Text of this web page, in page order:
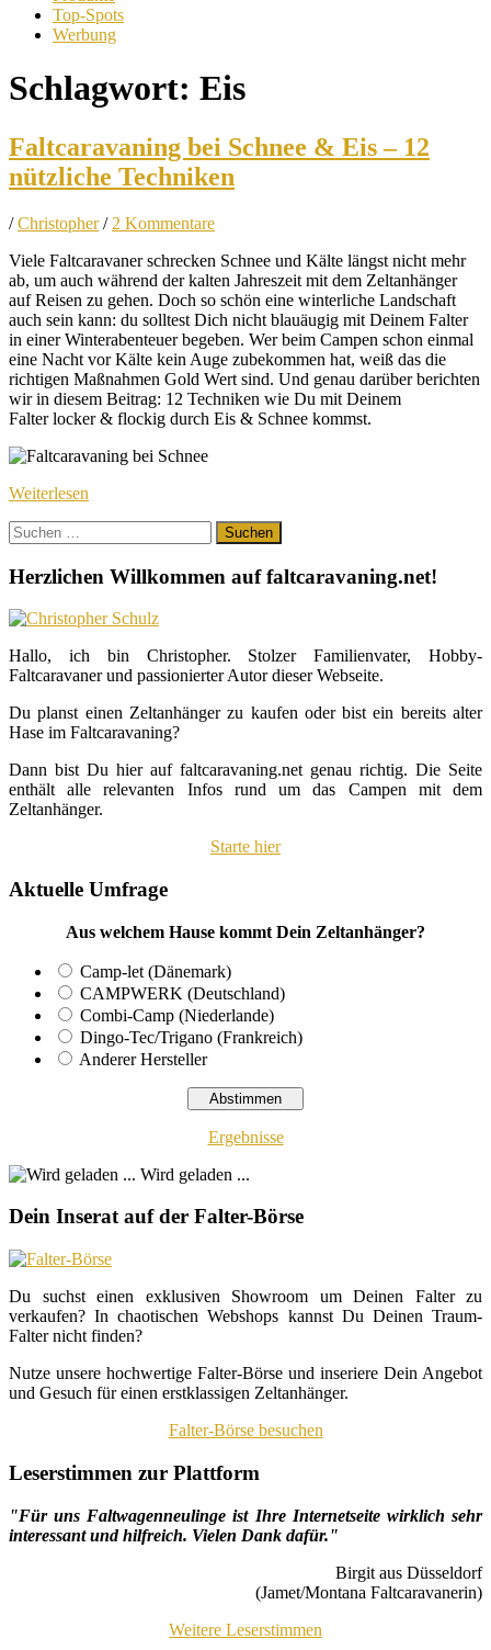
Top-Spots
Werbung
Schlagwort: Eis
Faltcaravaning bei Schnee & Eis – 12
nützliche Techniken
/Christopher / 2 Kommentare
Viele Faltcaravaner schrecken Schnee und Kälte längst nicht mehr
ab, um auch während der kalten Jahreszeit mit dem Zeltanhänger
auf Reisen zu gehen. Doch so schön eine winterliche Landschaft
auch sein kann: du solltest Dich nicht blauäugig mit Deinem Falter
in einer Winterabenteuer begeben. Wer beim Campen schon einmal
eine Nacht vor Kälte kein Auge zubekommen hat, weiß das die
richtigen Maßnahmen Gold Wert sind. Und genau darüber berichten
wir in diesem Beitrag: 12 Techniken wie Du mit Deinem
Falter locker & flockig durch Eis & Schnee kommst.
Weiterlesen
Suchen
nach:
Herzlichen Willkommen auf faltcaravaning.net!
Hallo, ich bin Christopher. Stolzer Familienvater, Hobby-
Faltcaravaner und passionierter Autor dieser Webseite.
Du planst einen Zeltanhänger zu kaufen oder bist ein bereits alter
Hase im Faltcaravaning?
Dann bist Du hier auf faltcaravaning.net genau richtig. Die Seite
enthält alle relevanten Infos rund um das Campen mit dem
Zeltanhänger.
Starte hier
Aktuelle Umfrage
Aus welchem Hause kommt Dein Zeltanhänger?
Camp-let (Dänemark)
CAMPWERK (Deutschland)
Combi-Camp (Niederlande)
Dingo-Tec/Trigano (Frankreich)
Anderer Hersteller
Ergebnisse
Wird geladen ...
Dein Inserat auf der Falter-Börse
Du suchst einen exklusiven Showroom um Deinen Falter zu
verkaufen? In chaotischen Webshops kannst Du Deinen Traum-
Falter nicht finden?
Nutze unsere hochwertige Falter-Börse und inseriere Dein Angebot
und Gesuch für einen erstklassigen Zeltanhänger.
Falter-Börse besuchen
Leserstimmen zur Plattform
"Für uns Faltwagenneulinge ist Ihre Internetseite wirklich sehr
interessant und hilfreich. Vielen Dank dafür."
Birgit aus Düsseldorf
(Jamet/Montana Faltcaravanerin)
Weitere Leserstimmen